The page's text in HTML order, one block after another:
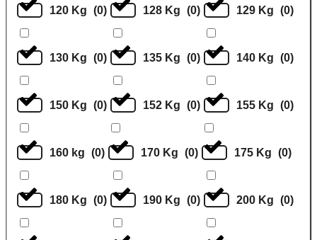
120 Kg (0) 128 Kg (0) 129 Kg (0)
130 Kg (0) 135 Kg (0) 140 Kg (0)
150 Kg (0) 152 Kg (0) 155 Kg (0)
160 kg (0) 170 Kg (0) 175 Kg (0)
180 Kg (0) 190 Kg (0) 200 Kg (0)